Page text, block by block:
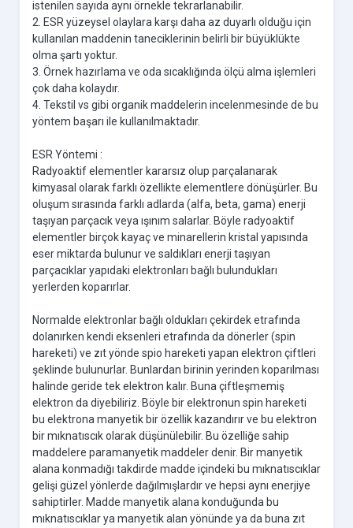
istenilen sayıda aynı örnekle tekrarlanabilir.
2. ESR yüzeysel olaylara karşı daha az duyarlı olduğu için
kullanılan maddenin taneciklerinin belirli bir büyüklükte
olma şartı yoktur.
3. Örnek hazırlama ve oda sıcaklığında ölçü alma işlemleri
çok daha kolaydır.
4. Tekstil vs gibi organik maddelerin incelenmesinde de bu
yöntem başarı ile kullanılmaktadır.
ESR Yöntemi :
Radyoaktif elementler kararsız olup parçalanarak
kimyasal olarak farklı özellikte elementlere dönüşürler. Bu
oluşum sırasında farklı adlarda (alfa, beta, gama) enerji
taşıyan parçacık veya ışınım salarlar. Böyle radyoaktif
elementler birçok kayaç ve minarellerin kristal yapısında
eser miktarda bulunur ve saldıkları enerji taşıyan
parçacıklar yapıdaki elektronları bağlı bulundukları
yerlerden koparırlar.
Normalde elektronlar bağlı oldukları çekirdek etrafında
dolanırken kendi eksenleri etrafında da dönerler (spin
hareketi) ve zıt yönde spio hareketi yapan elektron çiftleri
şeklinde bulunurlar. Bunlardan birinin yerinden koparılması
halinde geride tek elektron kalır. Buna çiftleşmemiş
elektron da diyebiliriz. Böyle bir elektronun spin hareketi
bu elektrona manyetik bir özellik kazandırır ve bu elektron
bir mıknatıscık olarak düşünülebilir. Bu özelliğe sahip
maddelere paramanyetik maddeler denir. Bir manyetik
alana konmadığı takdirde madde içindeki bu mıknatıscıklar
gelişi güzel yönlerde dağılmışlardır ve hepsi aynı enerjiye
sahiptirler. Madde manyetik alana konduğunda bu
mıknatıscıklar ya manyetik alan yönünde ya da buna zıt